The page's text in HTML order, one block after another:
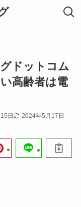
ドットコム
高齢者は電
日 2024年5月17日